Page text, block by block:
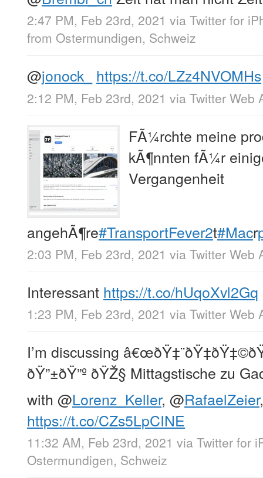
2:47 PM, Feb 23rd, 2021 via Twitter for
from Ostermundigen, Schweiz
@jonock_ https://t.co/LZz4NVOMHs
2:12 PM, Feb 23rd, 2021 via Twitter Web
FÃ¼rchte meine
kÃ¶nnten fÃ¼r
Vergangenheit
angehÃ¶re#TransportFever2t#Macr
2:03 PM, Feb 23rd, 2021 via Twitter Web
Interessant https://t.co/hUqoXvl2Gq
1:23 PM, Feb 23rd, 2021 via Twitter Web
I’m discussing
ðŸ”±ðŸ”º ðŸŽ§ Mittagstische zu
with @Lorenz_Keller, @RafaelZeier
https://t.co/CZs5LpCINE
11:32 AM, Feb 23rd, 2021 via Twitter for
Ostermundigen, Schweiz